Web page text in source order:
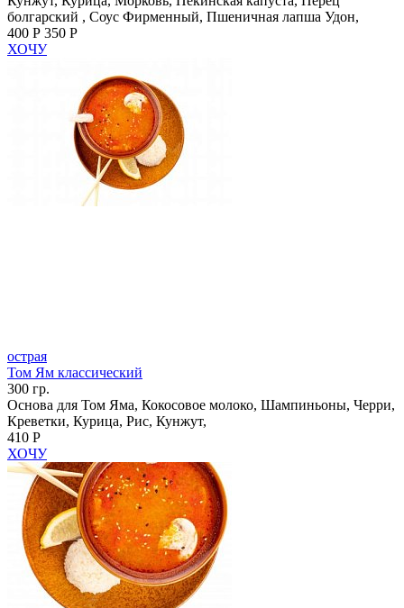
болгарский , Соус Фирменный, Пшеничная лапша Удон,
400 Р 350 Р
ХОЧУ
острая
Том Ям классический
300 гр.
Основа для Том Яма, Кокосовое молоко, Шампиньоны, Черри,
Креветки, Курица, Рис, Кунжут,
410 Р
ХОЧУ